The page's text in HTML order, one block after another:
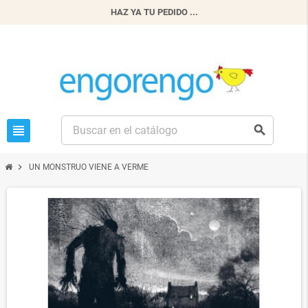
HAZ YA TU PEDIDO ...
view_headline search
chevron_right UN MONSTRUO VIENE A VERME